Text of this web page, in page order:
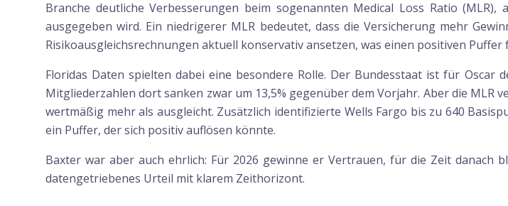
Branche deutliche Verbesserungen beim sogenannten Medical Loss Ratio
ausgegeben wird. Ein niedrigerer MLR bedeutet, dass die Versicherung mehr
Risikoausgleichsrechnungen aktuell konservativ ansetzen, was einen positiven
Floridas Daten spielten dabei eine besondere Rolle. Der Bundesstaat ist für
Mitgliederzahlen dort sanken zwar um 13,5% gegenüber dem Vorjahr. Aber die MLR
wertmäßig mehr als ausgleicht. Zusätzlich identifizierte Wells Fargo bis zu 640
ein Puffer, der sich positiv auflösen könnte.
Baxter war aber auch ehrlich: Für 2026 gewinne er Vertrauen, für die Zeit danach
datengetriebenes Urteil mit klarem Zeithorizont.